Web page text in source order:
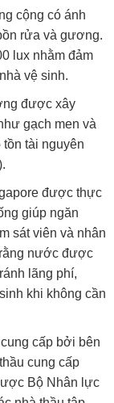
cộng có ánh
rửa và gương.
lux nhằm đảm
vệ sinh.
được xây
gạch men và
tài nguyên
được thực
giúp ngăn
sát viên và nhân
nước được
lãng phí,
khi không cần
cấp bởi bên
cung cấp
Bộ Nhân lực